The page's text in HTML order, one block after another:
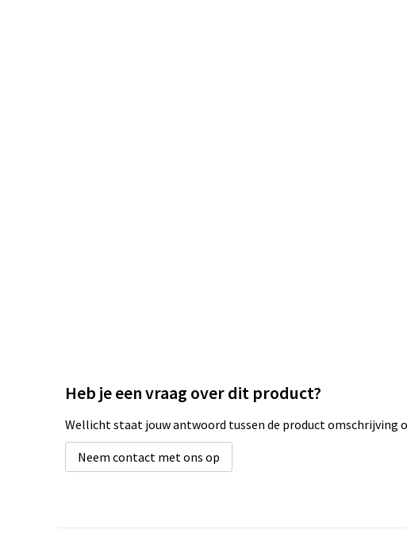
Heb je een vraag over dit product?
Wellicht staat jouw antwoord tussen de product omschrijving
Neem contact met ons op